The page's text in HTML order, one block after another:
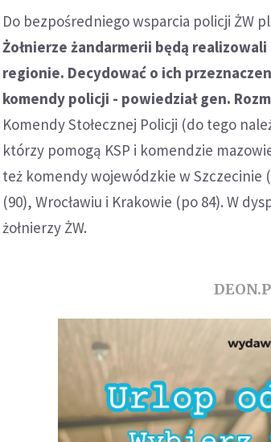
Do bezpośredniego wsparcia policji ŻW
Żołnierze żandarmerii będą
regionie. Decydować o ich
komendy policji - powiedział gen.
Komendy Stołecznej Policji (do tego
którzy pomogą KSP i komendzie
też komendy wojewódzkie w Szczecinie
(90), Wrocławiu i Krakowie (po 84). W
żołnierzy ŻW.